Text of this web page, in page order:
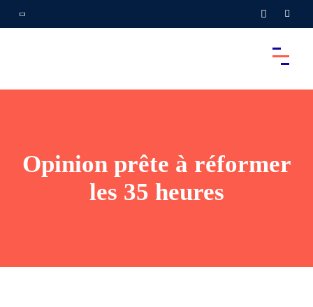
Opinion prête à réformer
les 35 heures